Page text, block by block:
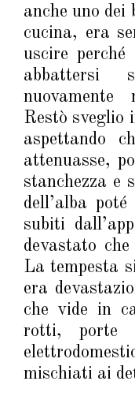
anche uno dei
cucina, era
uscire
abbattersi
nuovamente
Restò sveglio
aspettando
attenuasse,
stanchezza e
dell’alba
subiti
devastato
La tempesta
era
che vide in
rotti, porte
mischiati ai